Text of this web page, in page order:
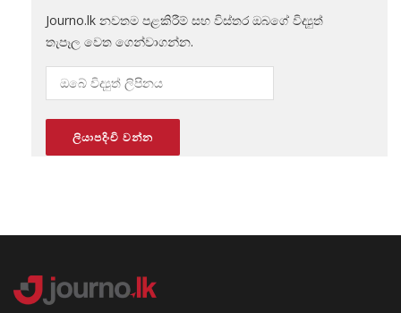
Journo.lk නවතම පළකිරීම් සහ විස්තර ඔබගේ විද්‍යුත්
තැපෑල වෙත ගෙන්වාගන්න.